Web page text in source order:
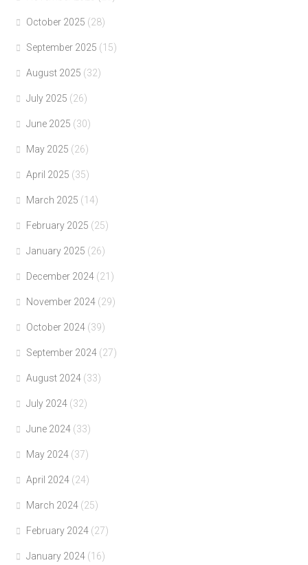
October 2025 (28)
September 2025 (15)
August 2025 (32)
July 2025 (26)
June 2025 (30)
May 2025 (26)
April 2025 (35)
March 2025 (14)
February 2025 (25)
January 2025 (26)
December 2024 (21)
November 2024 (29)
October 2024 (39)
September 2024 (27)
August 2024 (33)
July 2024 (32)
June 2024 (33)
May 2024 (37)
April 2024 (24)
March 2024 (25)
February 2024 (27)
January 2024 (16)